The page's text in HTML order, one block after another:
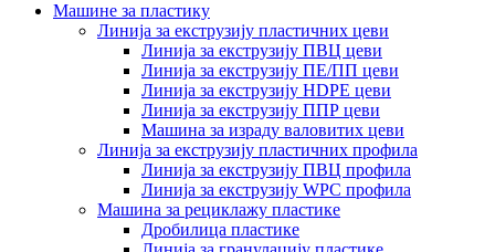
Машине за пластику
Линија за екструзију пластичних цеви
Линија за екструзију ПВЦ цеви
Линија за екструзију ПЕ/ПП цеви
Линија за екструзију HDPE цеви
Линија за екструзију ППР цеви
Машина за израду валовитих цеви
Линија за екструзију пластичних профила
Линија за екструзију ПВЦ профила
Линија за екструзију WPC профила
Машина за рециклажу пластике
Дробилица пластике